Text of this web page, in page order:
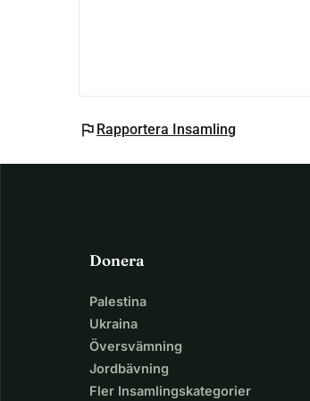
flag Rapportera Insamling
Donera
Palestina
Ukraina
Översvämning
Jordbävning
Fler Insamlingskategorier